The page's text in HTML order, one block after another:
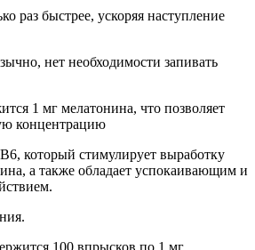
раз быстрее, ускоряя наступление
нет необходимости запивать
1 мг мелатонина, что позволяет
концентрацию
который стимулирует выработку
а также обладает успокаивающим и
100 впрысков по 1 мг